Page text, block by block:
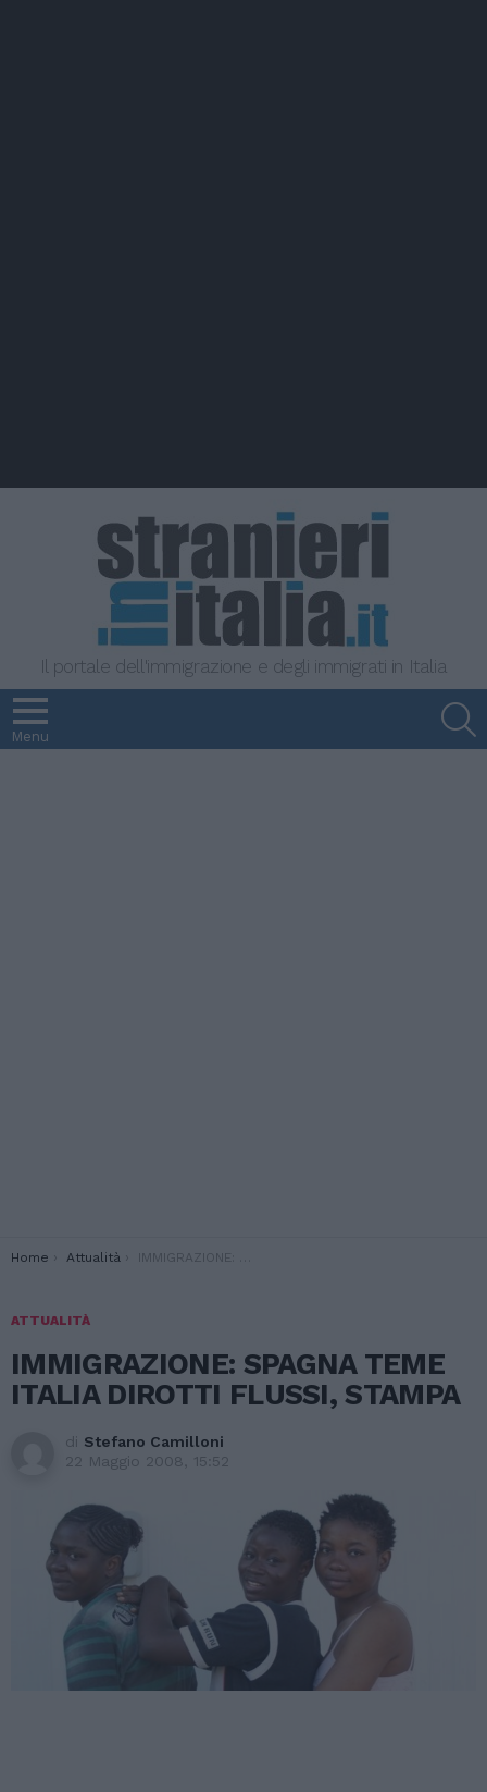
Il portale dell'immigrazione e degli immigrati in Italia
Menu
You are here:
Home Attualità IMMIGRAZIONE: SPAGNA TEME ITALIA DIROTTI FLUSSI, STAMPA
ATTUALITÀ
IMMIGRAZIONE: SPAGNA TEME
ITALIA DIROTTI FLUSSI, STAMPA
di Stefano Camilloni
22 Maggio 2008, 15:52